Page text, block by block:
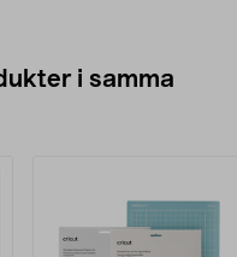
i samma